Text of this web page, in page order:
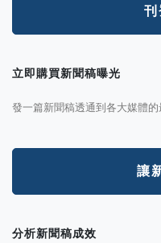
立即購買新聞稿曝光
發一篇新聞稿透通到各大媒體的
讓
分析新聞稿成效